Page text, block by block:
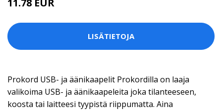
LISÄTIETOJA
Prokord USB- ja äänikaapelit Prokordilla on laaja
valikoima USB- ja äänikaapeleita joka tilanteeseen,
koosta tai laitteesi tyypistä riippumatta. Aina